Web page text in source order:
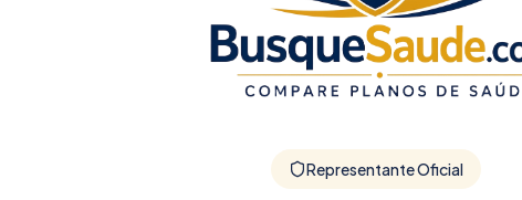
Representante Oficial